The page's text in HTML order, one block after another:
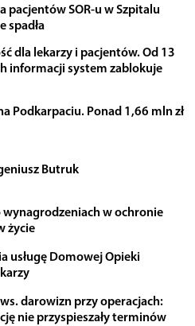
pacjentów SOR-u w Szpitalu
spadła
dla lekarzy i pacjentów. Od 13
informacji system zablokuje
Podkarpaciu. Ponad 1,66 mln zł
Butruk
w ochronie
życie
usługę Domowej Opieki
darowizn przy operacjach:
nie przyspieszały terminów